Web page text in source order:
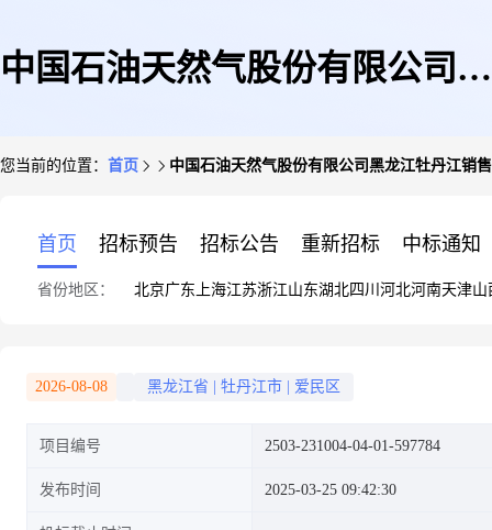
中国石油天然气股份有限公司黑
资产投资项目节能评估审查
您当前的位置： 首页 中国石油天然气股份有限公司黑龙江牡丹江销
首页 招标预告 招标公告 重新招标 中标通知
省份地区： 北京广东 上海江苏浙江山东湖北四川 河北河南天津山
2026-08-08 黑龙江省 牡丹江市 爱民区
项目编号 2503-231004-04-01-597784
发布时间 2025-03-25 09:42:30